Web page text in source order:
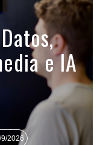
e IA
2026